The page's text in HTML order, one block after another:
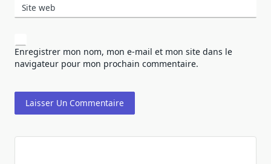
Site web
Enregistrer mon nom, mon e-mail et mon site dans le
navigateur pour mon prochain commentaire.